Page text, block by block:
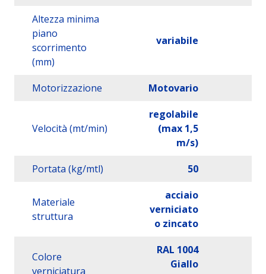
Altezza minima
piano
scorrimento
(mm)
variabile
Motorizzazione Motovario
Velocità (mt/min)
regolabile
(max 1,5
m/s)
Portata (kg/mtl)
50
Materiale
struttura
acciaio
verniciato
o zincato
Colore
verniciatura
RAL 1004
Giallo